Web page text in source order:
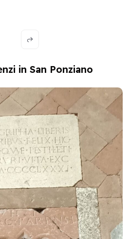
in San Ponziano